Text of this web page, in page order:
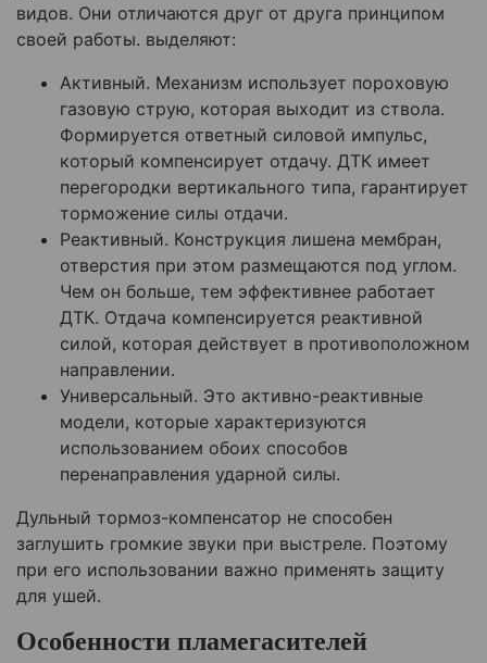
видов. Они отличаются друг от друга принципом
своей работы. выделяют:
Активный. Механизм использует пороховую
газовую струю, которая выходит из ствола.
Формируется ответный силовой импульс,
который компенсирует отдачу. ДТК имеет
перегородки вертикального типа, гарантирует
торможение силы отдачи.
Реактивный. Конструкция лишена мембран,
отверстия при этом размещаются под углом.
Чем он больше, тем эффективнее работает
ДТК. Отдача компенсируется реактивной
силой, которая действует в противоположном
направлении.
Универсальный. Это активно-реактивные
модели, которые характеризуются
использованием обоих способов
перенаправления ударной силы.
Дульный тормоз-компенсатор не способен
заглушить громкие звуки при выстреле. Поэтому
при его использовании важно применять защиту
для ушей.
Особенности пламегасителей